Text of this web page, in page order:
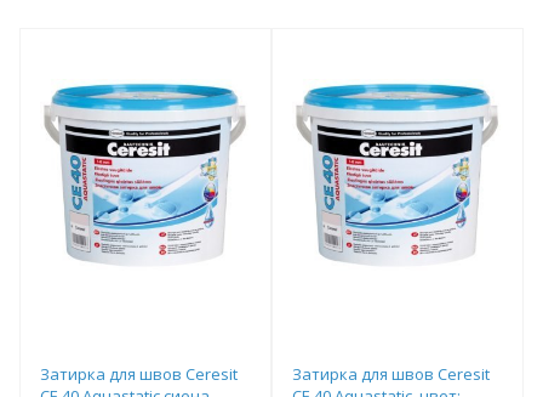
Затирка для швов Ceresit
Затирка для швов Ceresit